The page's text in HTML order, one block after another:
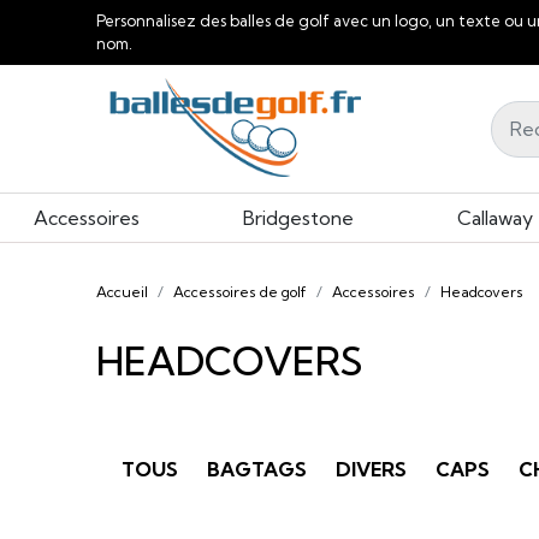
Personnalisez des balles de golf avec un logo, un texte ou
nom.
Accessoires Bridgestone Callaway
Accueil Accessoires de golf Accessoires Headcovers
HEADCOVERS
TOUS BAGTAGS DIVERS CAPS